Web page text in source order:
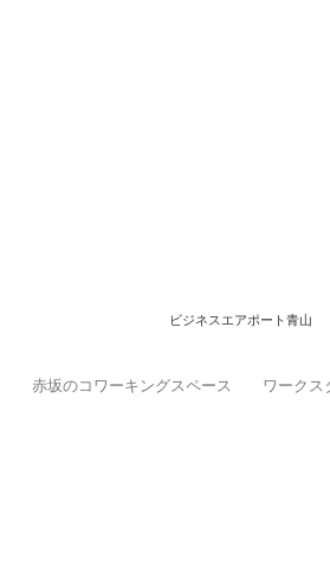
ビジネスエアポート青山
赤坂のコワーキングスペース
ワークス